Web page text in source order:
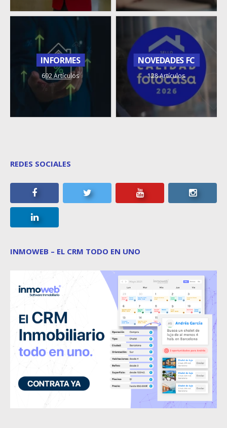
INFORMES
692 Artículos
NOVEDADES FC
128 Artículos
REDES SOCIALES
INMOWEB – EL CRM TODO EN UNO